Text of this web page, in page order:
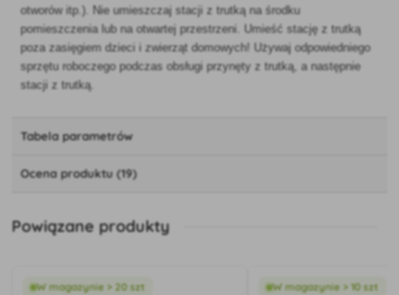
otworów itp.). Nie umieszczaj stacji z trutką na środku
pomieszczenia lub na otwartej przestrzeni. Umieść stację z trutką
poza zasięgiem dzieci i zwierząt domowych! Używaj odpowiedniego
sprzętu roboczego podczas obsługi przynęty z trutką, a następnie
stacji z trutką.
Tabela parametrów
Ocena produktu (19)
Powiązane produkty
W magazynie > 20 szt
W magazynie > 10 szt